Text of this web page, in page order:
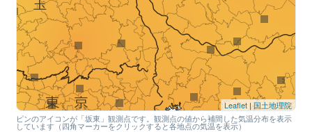
Leaflet |国土地理院
ピンのアイコンが「坂東」観測点です。観測点の値から補間した気温分布を表示
しています（四角マーカーをクリックすると各地点の気温を表示）